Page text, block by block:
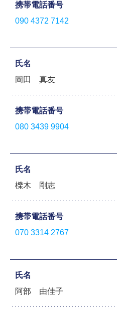
携帯電話番号
090 4372 7142
氏名
岡田 真友
携帯電話番号
080 3439 9904
氏名
櫟木 剛志
携帯電話番号
070 3314 2767
氏名
阿部 由佳子